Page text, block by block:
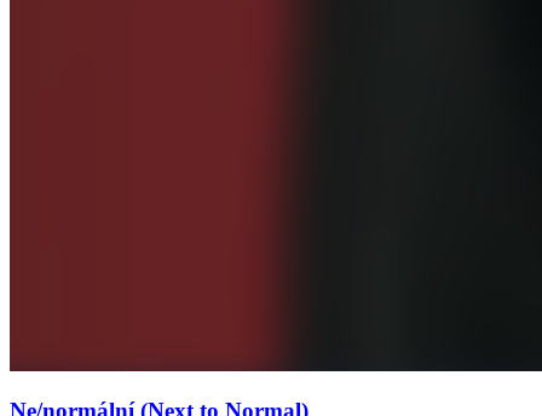
Ne/normální (Next to Normal)